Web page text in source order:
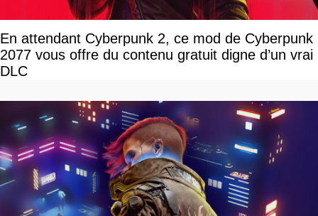
En attendant Cyberpunk 2, ce mod de Cyberpunk
2077 vous offre du contenu gratuit digne d’un vrai
DLC